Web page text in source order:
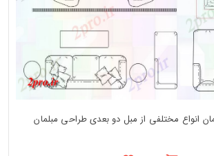
انواع مختلفی از مبل دو بعدی طراحی مبلمان